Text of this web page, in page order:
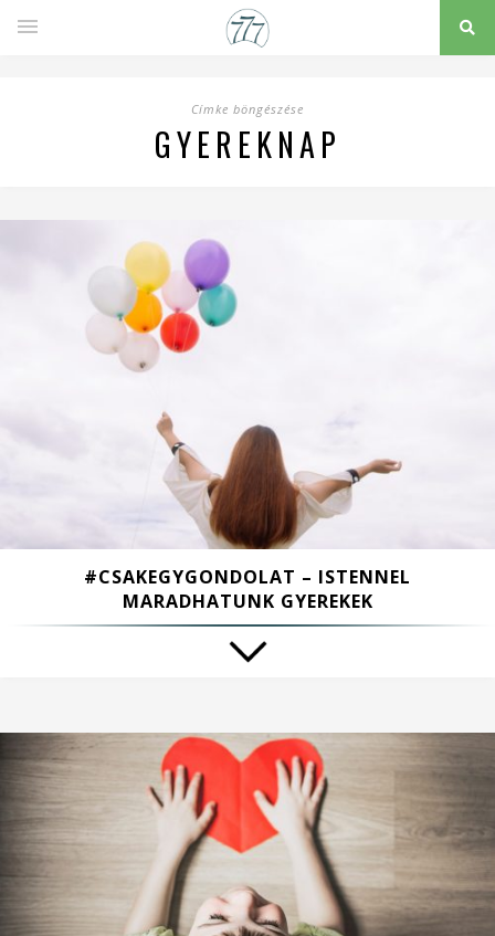
Címke böngészése
GYEREKNAP
#CSAKEGYGONDOLAT – ISTENNEL
MARADHATUNK GYEREKEK